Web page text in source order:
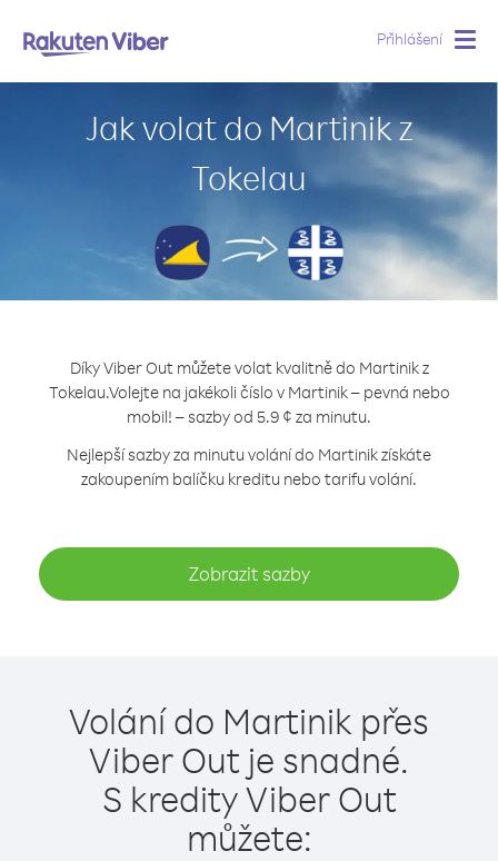
Přihlášení
Jak volat do Martinik z
Tokelau
Díky Viber Out můžete volat kvalitně do Martinik z
Tokelau.Volejte na jakékoli číslo v Martinik – pevná nebo
mobil! – sazby od 5.9 ¢ za minutu.
Nejlepší sazby za minutu volání do Martinik získáte
zakoupením balíčku kreditu nebo tarifu volání.
Zobrazit sazby
Volání do Martinik přes
Viber Out je snadné.
S kredity Viber Out
můžete: